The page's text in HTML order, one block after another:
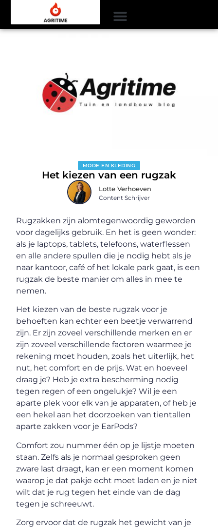
MODE EN KLEDING
Het kiezen van een rugzak
Lotte Verhoeven
Content Schrijver
Rugzakken zijn alomtegenwoordig geworden
voor dagelijks gebruik. En het is geen wonder:
als je laptops, tablets, telefoons, waterflessen
en alle andere spullen die je nodig hebt als je
naar kantoor, café of het lokale park gaat, is een
rugzak de beste manier om alles in mee te
nemen.
Het kiezen van de beste rugzak voor je
behoeften kan echter een beetje verwarrend
zijn. Er zijn zoveel verschillende merken en er
zijn zoveel verschillende factoren waarmee je
rekening moet houden, zoals het uiterlijk, het
nut, het comfort en de prijs. Wat en hoeveel
draag je? Heb je extra bescherming nodig
tegen regen of een ongelukje? Wil je een
aparte plek voor elk van je apparaten, of heb je
een hekel aan het doorzoeken van tientallen
aparte zakken voor je EarPods?
Comfort zou nummer één op je lijstje moeten
staan. Zelfs als je normaal gesproken geen
zware last draagt, kan er een moment komen
waarop je dat pakje echt moet laden en je niet
wilt dat je rug tegen het einde van de dag
tegen je schreeuwt.
Zorg ervoor dat de rugzak het gewicht van je